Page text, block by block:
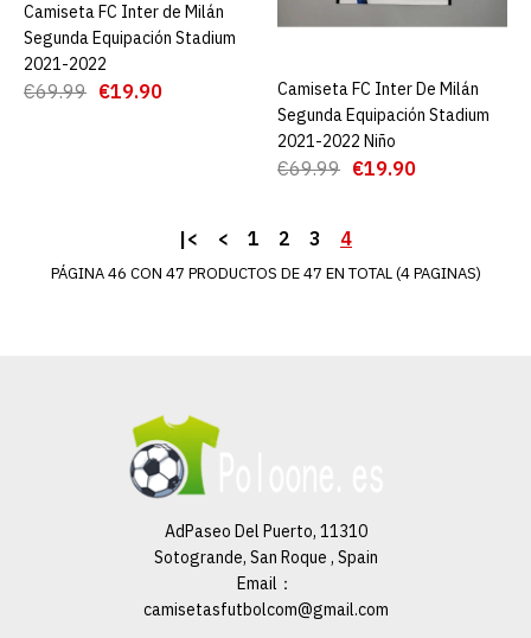
ADD TO COMPARE
Camiseta FC Inter De Milán
Segunda Equipación
Stadium 2021-2022 Niño
€69.99 €19.90
AGREGAR AL CARRO
AGREGAR AL CARRO
Camiseta FC Inter de Milán
AGREGAR AL CARRO
Camiseta FC Inter De Milán
Segunda Equipación Stadium
2021-2022 Niño
€69.99 €19.90
|< < 1 2 3 4
PÁGINA 46 CON 47 PRODUCTOS DE 47 EN TOTAL (4 PAGINAS)
AdPaseo Del Puerto, 11310
Sotogrande, San Roque , Spain
Email：
camisetasfutbolcom@gmail.com